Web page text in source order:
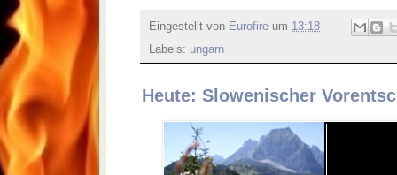
Eingestellt von Eurofire um 13:18
Labels: ungarn
Heute: Slowenischer